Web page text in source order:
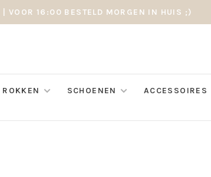
VOOR 16:00 BESTELD MORGEN IN HUIS ;)
SCHOENEN ACCESSOIRES